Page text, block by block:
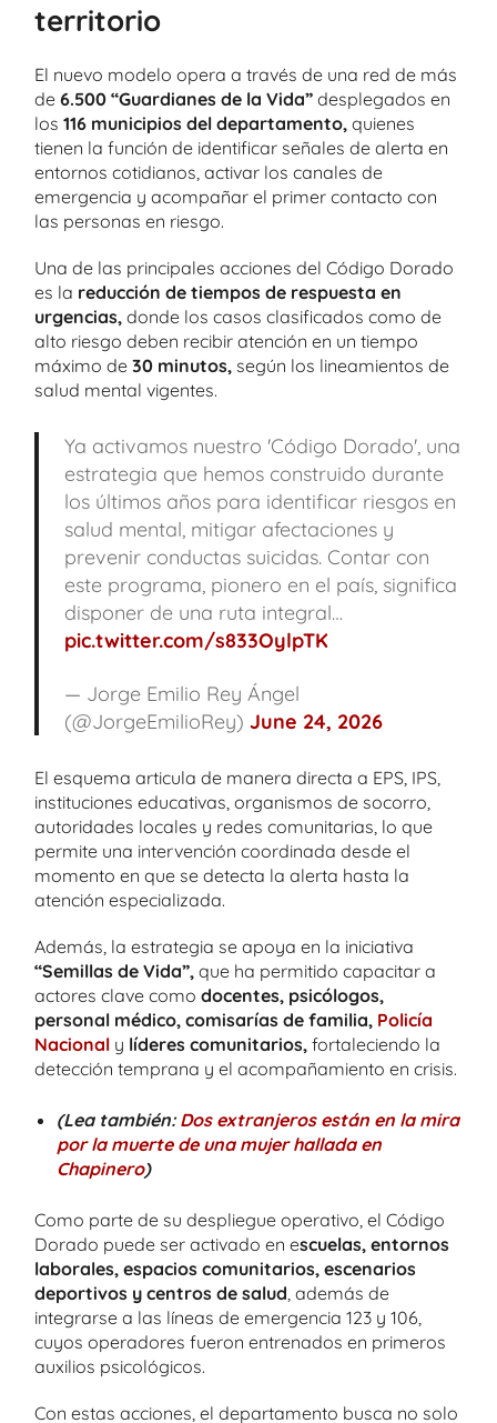
territorio
El nuevo modelo opera a través de una red de más
de 6.500 “Guardianes de la Vida” desplegados en
los 116 municipios del departamento, quienes
tienen la función de identificar señales de alerta en
entornos cotidianos, activar los canales de
emergencia y acompañar el primer contacto con
las personas en riesgo.
Una de las principales acciones del Código Dorado
es la reducción de tiempos de respuesta en
urgencias, donde los casos clasificados como de
alto riesgo deben recibir atención en un tiempo
máximo de 30 minutos, según los lineamientos de
salud mental vigentes.
Ya activamos nuestro 'Código Dorado', una
estrategia que hemos construido durante
los últimos años para identificar riesgos en
salud mental, mitigar afectaciones y
prevenir conductas suicidas. Contar con
este programa, pionero en el país, significa
disponer de una ruta integral…
pic.twitter.com/s833OylpTK
— Jorge Emilio Rey Ángel
(@JorgeEmilioRey) June 24, 2026
El esquema articula de manera directa a EPS, IPS,
instituciones educativas, organismos de socorro,
autoridades locales y redes comunitarias, lo que
permite una intervención coordinada desde el
momento en que se detecta la alerta hasta la
atención especializada.
Además, la estrategia se apoya en la iniciativa
“Semillas de Vida”, que ha permitido capacitar a
actores clave como docentes, psicólogos,
personal médico, comisarías de familia, Policía
Nacional y líderes comunitarios, fortaleciendo la
detección temprana y el acompañamiento en crisis.
(Lea también: Dos extranjeros están en la mira
por la muerte de una mujer hallada en
Chapinero)
Como parte de su despliegue operativo, el Código
Dorado puede ser activado en escuelas, entornos
laborales, espacios comunitarios, escenarios
deportivos y centros de salud , además de
integrarse a las líneas de emergencia 123 y 106,
cuyos operadores fueron entrenados en primeros
auxilios psicológicos.
Con estas acciones, el departamento busca no solo